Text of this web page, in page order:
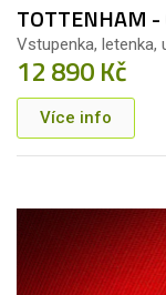
TOTTENHAM -
Vstupenka, letenka,
12 890 Kč
Více info